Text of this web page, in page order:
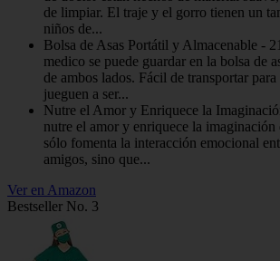
de limpiar. El traje y el gorro tienen un
niños de...
Bolsa de Asas Portátil y Almacenable -
medico se puede guardar en la bolsa de
de ambos lados. Fácil de transportar
jueguen a ser...
Nutre el Amor y Enriquece la
nutre el amor y enriquece la
sólo fomenta la interacción emocional
amigos, sino que...
Ver en Amazon
Bestseller No. 3